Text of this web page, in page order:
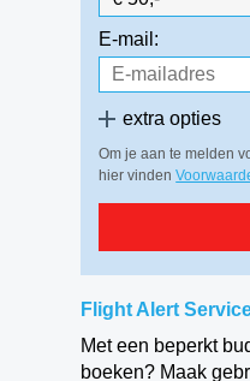
E-mail:
extra opties
Om je aan te melden
hier vinden
Flight Alert
Met een beperkt
boeken? Maak